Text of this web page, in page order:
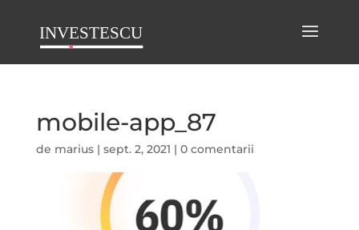
mobile-app_87
de marius| sept. 2, 2021 | 0 comentarii